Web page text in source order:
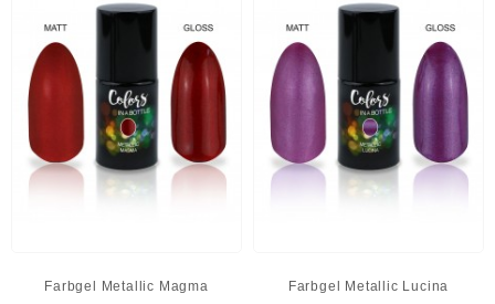
Farbgel Metallic Magma Farbgel Metallic Lucina